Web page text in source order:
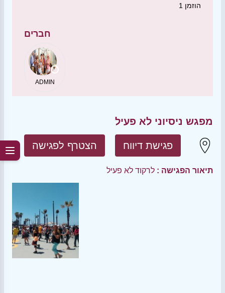
1 הוזמן
חברים
ADMIN
מפגש ניסיוני לא פעיל
הצטרף לפגישה פגישת דיווח
תיאור הפגישה : לרקוד לא פעיל